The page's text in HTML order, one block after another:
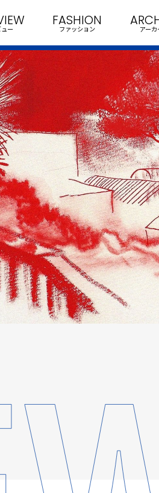
ー
FASHION
ファッション アーカ